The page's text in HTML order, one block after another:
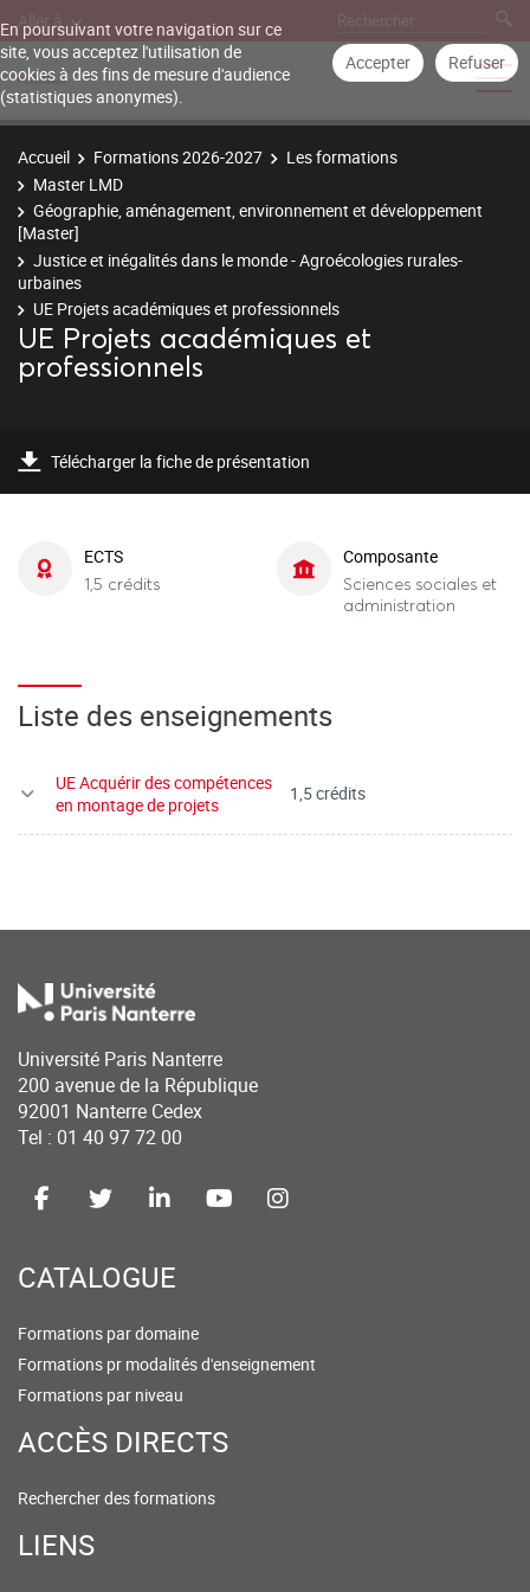
En poursuivant votre navigation sur ce
site, vous acceptez l'utilisation de
cookies à des fins de mesure d'audience
(statistiques anonymes).
Accepter Refuser
Aller à
Accueil Formations 2026-2027
Les formations
Master LMD
Géographie, aménagement, environnement et développement
[Master]
Justice et inégalités dans le monde - Agroécologies rurales-
urbaines
UE Projets académiques et professionnels
UE Projets académiques et
professionnels
Télécharger la fiche de présentation
ECTS
1,5 crédits
Composante
Sciences sociales et
administration
Liste des enseignements
UE Acquérir des compétences
en montage de projets
1,5 crédits
Université Paris Nanterre
200 avenue de la République
92001 Nanterre Cedex
Tel : 01 40 97 72 00
CATALOGUE
Formations par domaine
Formations pr modalités d'enseignement
Formations par niveau
ACCÈS DIRECTS
Rechercher des formations
LIENS